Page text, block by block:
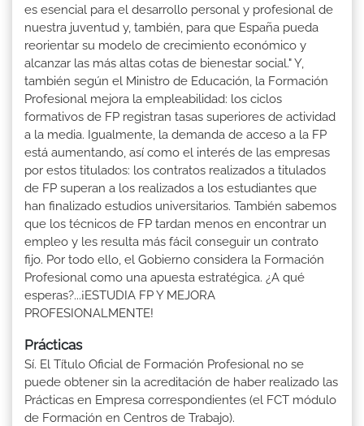
es esencial para el desarrollo personal y profesional de
nuestra juventud y, también, para que España pueda
reorientar su modelo de crecimiento económico y
alcanzar las más altas cotas de bienestar social." Y,
también según el Ministro de Educación, la Formación
Profesional mejora la empleabilidad: los ciclos
formativos de FP registran tasas superiores de actividad
a la media. Igualmente, la demanda de acceso a la FP
está aumentando, así como el interés de las empresas
por estos titulados: los contratos realizados a titulados
de FP superan a los realizados a los estudiantes que
han finalizado estudios universitarios. También sabemos
que los técnicos de FP tardan menos en encontrar un
empleo y les resulta más fácil conseguir un contrato
fijo. Por todo ello, el Gobierno considera la Formación
Profesional como una apuesta estratégica. ¿A qué
esperas?...¡ESTUDIA FP Y MEJORA
PROFESIONALMENTE!
Prácticas
Sí. El Título Oficial de Formación Profesional no se
puede obtener sin la acreditación de haber realizado las
Prácticas en Empresa correspondientes (el FCT módulo
de Formación en Centros de Trabajo).